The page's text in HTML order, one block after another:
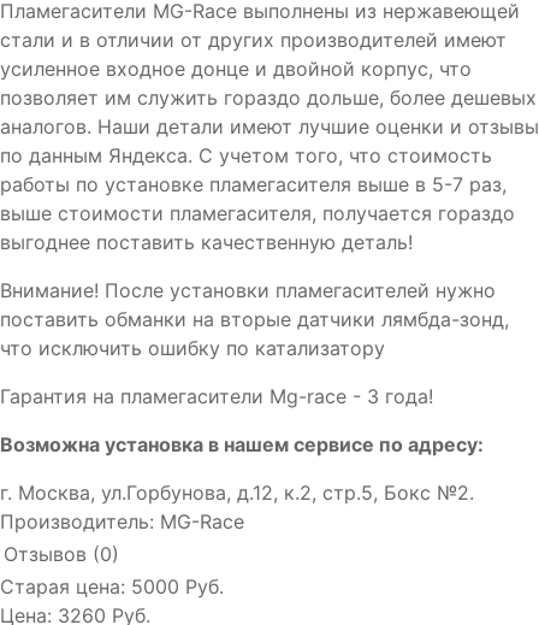
Пламегасители MG-Race выполнены из нержавеющей
стали и в отличии от других производителей имеют
усиленное входное донце и двойной корпус, что
позволяет им служить гораздо дольше, более дешевых
аналогов. Наши детали имеют лучшие оценки и отзывы
по данным Яндекса. С учетом того, что стоимость
работы по установке пламегасителя выше в 5-7 раз,
выше стоимости пламегасителя, получается гораздо
выгоднее поставить качественную деталь!
Внимание! После установки пламегасителей нужно
поставить обманки на вторые датчики лямбда-зонд,
что исключить ошибку по катализатору
Гарантия на пламегасители Mg-race - 3 года!
Возможна установка в нашем сервисе по адресу:
г. Москва, ул.Горбунова, д.12, к.2, стр.5, Бокс №2.
Производитель: MG-Race
Отзывов (0)
Старая цена: 5000 Руб.
Цена: 3260 Руб.